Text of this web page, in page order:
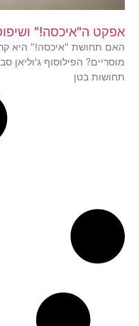
אפקט ה"איכסה!"
האם תחושת "איכסה!" היא
מוסריים? הפילוסוף ג'וליאן
תחושות בטן